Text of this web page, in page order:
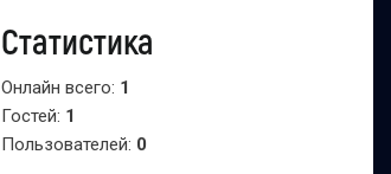
Статистика
Онлайн всего: 1
Гостей: 1
Пользователей: 0